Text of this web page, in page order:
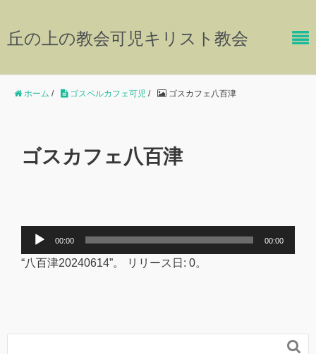
丘の上の教会可児キリスト教会
ホーム / ゴスペルカフェ可児 / ゴスカフェ八百津
ゴスカフェ八百津
声
プ
00:00 00:00
“八百津20240614”。 リリース日: 0。
